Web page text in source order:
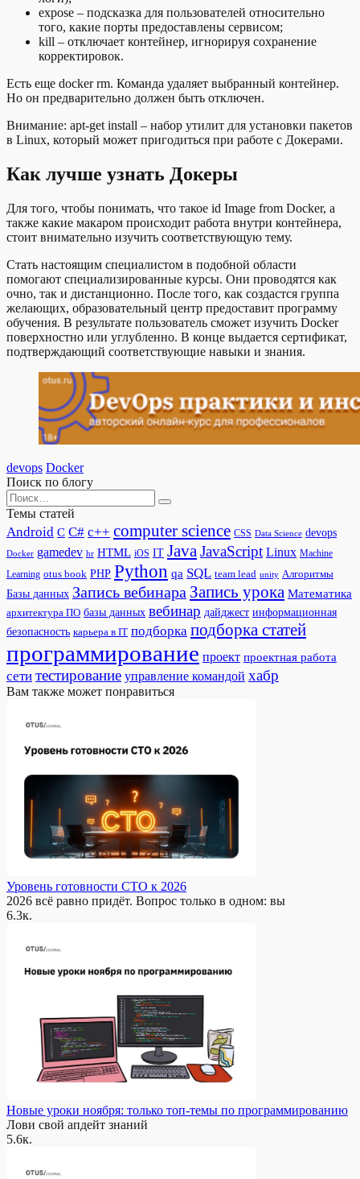
expose – подсказка для пользователей относительно
того, какие порты предоставлены сервисом;
kill – отключает контейнер, игнорируя сохранение
корректировок.
Есть еще docker rm. Команда удаляет выбранный контейнер.
Но он предварительно должен быть отключен.
Внимание: apt-get install – набор утилит для установки пакетов
в Linux, который может пригодиться при работе с Докерами.
Как лучше узнать Докеры
Для того, чтобы понимать, что такое id Image from Docker, а
также какие макаром происходит работа внутри контейнера,
стоит внимательно изучить соответствующую тему.
Стать настоящим специалистом в подобной области
помогают специализированные курсы. Они проводятся как
очно, так и дистанционно. После того, как создастся группа
желающих, образовательный центр предоставит программу
обучения. В результате пользователь сможет изучить Docker
поверхностно или углубленно. В конце выдается сертификат,
подтверждающий соответствующие навыки и знания.
devops Docker
Поиск по блогу
Search
for:
Темы статей
Android C C# c++ computer science CSS Data Science devops
Docker gamedev hr HTML iOS IT JavaJavaScript Linux Machine
Learning otus book PHP Python qa SQL team lead unity Алгоритмы
Базы данных Запись вебинара Запись урока Математика
архитектура ПО базы данных вебинар дайджест информационная
безопасность карьера в IT подборка подборка статей
программирование проект проектная работа
сети тестирование управление командой хабр
Вам также может понравиться
Уровень готовности CTO к 2026
2026 всё равно придёт. Вопрос только в одном: вы
6.3к.
Новые уроки ноября: только топ-темы по программированию
Лови свой апдейт знаний
5.6к.